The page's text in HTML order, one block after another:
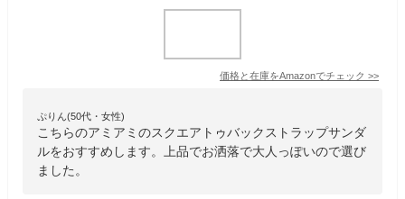
価格と在庫をAmazonでチェック >>
ぷりん(50代・女性)
こちらのアミアミのスクエアトゥバックストラップサンダ
ルをおすすめします。上品でお洒落で大人っぽいので選び
ました。